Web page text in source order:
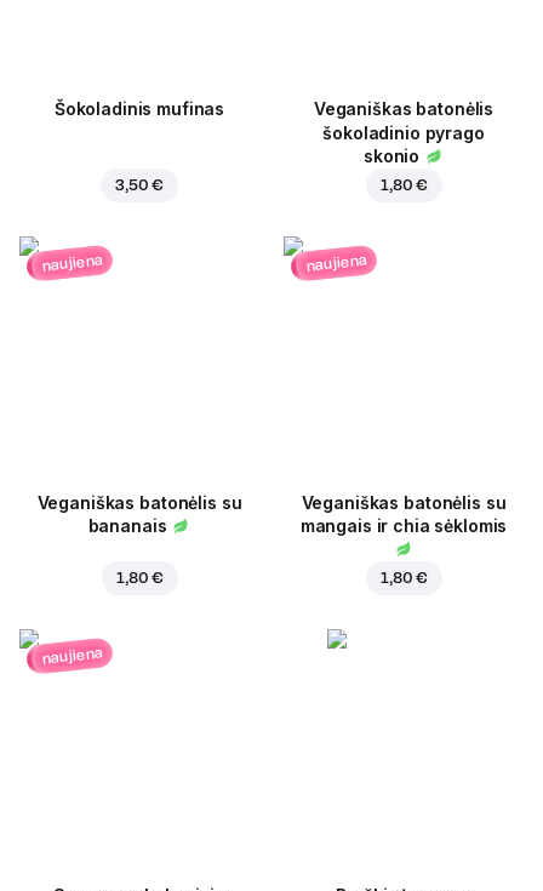
Šokoladinis mufinas
3,50 €
Veganiškas batonėlis
šokoladinio pyrago
skonio
1,80 €
naujiena
Veganiškas batonėlis su
bananais
1,80 €
naujiena
Veganiškas batonėlis su
mangais ir chia sėklomis
1,80 €
naujiena